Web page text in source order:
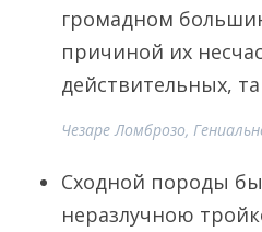
громадном
причиной их
действительных,
Чезаре Ломброзо,
Сходной породы
неразлучною